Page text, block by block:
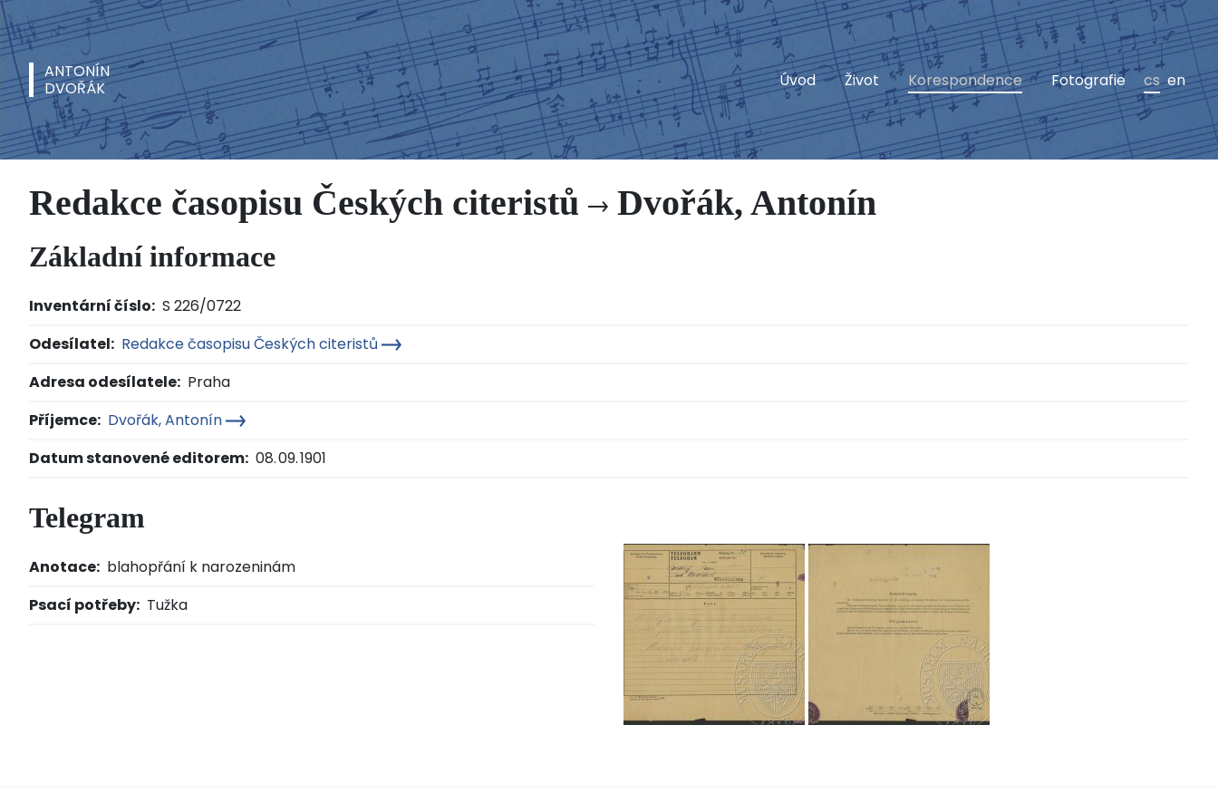
ANTONÍN
DVOŘÁK
Úvod Život Korespondence Fotografie cs en
Redakce časopisu Českých citeristů Dvořák, Antonín
Základní informace
Inventární číslo: S 226/0722
Odesílatel: Redakce časopisu Českých citeristů
Adresa odesílatele: Praha
Příjemce: Dvořák, Antonín
Datum stanovené editorem: 08. 09. 1901
Telegram
Anotace: blahopřání k narozeninám
Psací potřeby: Tužka